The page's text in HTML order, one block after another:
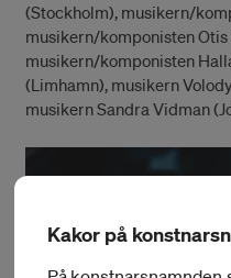
(Stockholm), musikern/
musikern/komponisten
musikern/komponisten
(Limhamn), musikern
musikern Sandra Vidman
Kakor på